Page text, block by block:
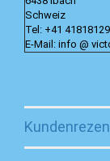
Schweiz
Tel: +41
E-Mail: info @